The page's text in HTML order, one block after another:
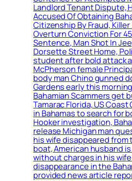
Landlord Tenant Dispute,
Accused Of Obtaining
Citizenship By Fraud, Killer
Overturn Conviction For
Sentence, Man Shot In
Dorsette Street Home,
student after bold attack
McPherson female
body man Chino gunned
Gardens early this
Bahamian Scammers get
Tamarac Florida, US Coast
in Bahamas to search for
Hooker investigation,
release Michigan man
his wife disappeared from
boat, American husband
without charges in his
disappearance in the
provided news article